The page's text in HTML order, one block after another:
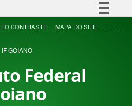
Simplifique!
Acesso à informação
CONTRASTE MAPA DO SITE
IF GOIANO
Federal